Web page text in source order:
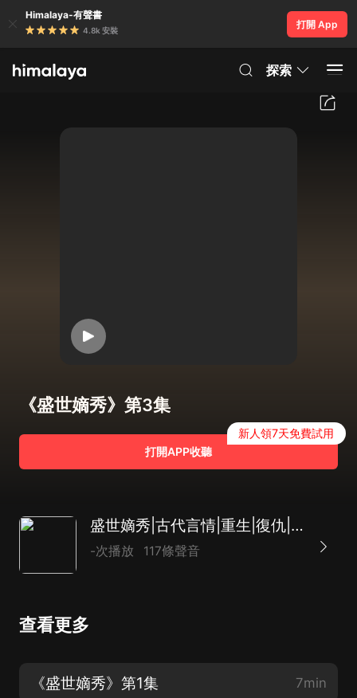
Himalaya-有聲書
4.8k 安裝
打開 App
探索
《盛世嫡秀》第3集
打開APP收聽
新人領7天免費試用
盛世嫡秀|古代言情|重生|復仇|爽文|AI多播
-次播放 117條聲音
查看更多
《盛世嫡秀》第1集 7min